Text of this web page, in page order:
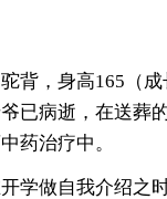
背，身高165（
已病逝，在送葬
药治疗中。
学做自我介绍之